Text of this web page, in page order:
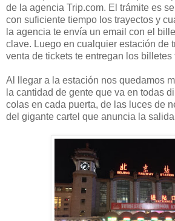
de la agencia Trip.com. El trámite es
con suficiente tiempo los trayectos y
la agencia te envía un email con el
clave. Luego en cualquier estación de
venta de tickets te entregan los billetes
Al llegar a la estación nos quedamos
la cantidad de gente que va en todas
colas en cada puerta, de las luces de
del gigante cartel que anuncia la